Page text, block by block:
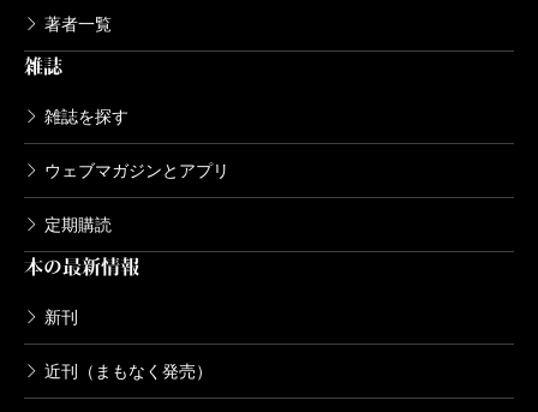
著者一覧
雑誌
雑誌を探す
ウェブマガジンとアプリ
定期購読
本の最新情報
新刊
近刊（まもなく発売）